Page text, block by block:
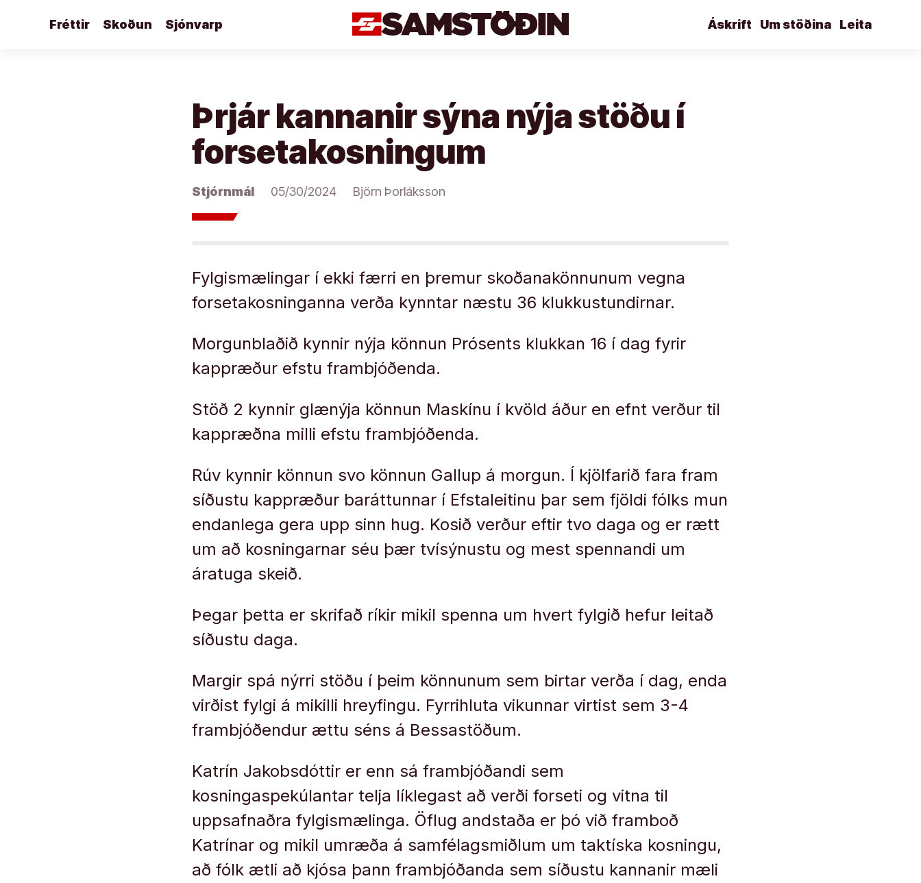
Fréttir Skoðun Sjónvarp Leita
Um stöðina
Áskrift
Þrjár kannanir sýna nýja stöðu í
forsetakosningum
Stjórnmál 05/30/2024 Björn Þorláksson
Fylgismælingar í ekki færri en þremur skoðanakönnunum vegna
forsetakosninganna verða kynntar næstu 36 klukkustundirnar.
Morgunblaðið kynnir nýja könnun Prósents klukkan 16 í dag fyrir
kappræður efstu frambjóðenda.
Stöð 2 kynnir glænýja könnun Maskínu í kvöld áður en efnt verður til
kappræðna milli efstu frambjóðenda.
Rúv kynnir könnun svo könnun Gallup á morgun. Í kjölfarið fara fram
síðustu kappræður baráttunnar í Efstaleitinu þar sem fjöldi fólks mun
endanlega gera upp sinn hug. Kosið verður eftir tvo daga og er rætt
um að kosningarnar séu þær tvísýnustu og mest spennandi um
áratuga skeið.
Þegar þetta er skrifað ríkir mikil spenna um hvert fylgið hefur leitað
síðustu daga.
Margir spá nýrri stöðu í þeim könnunum sem birtar verða í dag, enda
virðist fylgi á mikilli hreyfingu. Fyrrihluta vikunnar virtist sem 3-4
frambjóðendur ættu séns á Bessastöðum.
Katrín Jakobsdóttir er enn sá frambjóðandi sem
kosningaspekúlantar telja líklegast að verði forseti og vitna til
uppsafnaðra fylgismælinga. Öflug andstaða er þó við framboð
Katrínar og mikil umræða á samfélagsmiðlum um taktíska kosningu,
að fólk ætli að kjósa þann frambjóðanda sem síðustu kannanir mæli